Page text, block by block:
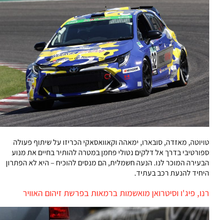
טויוטה, מאזדה, סובארו, ימאהה וקאוואסאקי הכריזו על שיתוף פעולה
ספורטיבי בדרך אל דלקים נטולי פחמן במטרה להותיר בחיים את מנוע
הבעירה המוכר לנו. הנעה חשמלית, הם מנסים להוכיח – היא לא הפתרון
היחיד להנעת רכב בעתיד.
רנו, פיג'ו וסיטרואן מואשמות ברמאות בפרשת זיהום האוויר